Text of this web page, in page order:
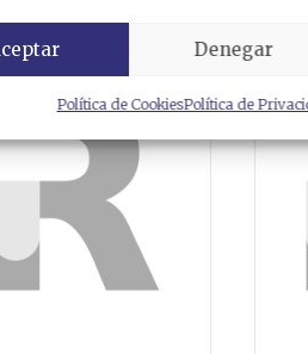
Denegar
Política de CookiesPolítica de